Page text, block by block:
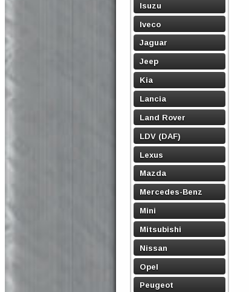
Isuzu
Iveco
Jaguar
Jeep
Kia
Lancia
Land Rover
LDV (DAF)
Lexus
Mazda
Mercedes-Benz
Mini
Mitsubishi
Nissan
Opel
Peugeot